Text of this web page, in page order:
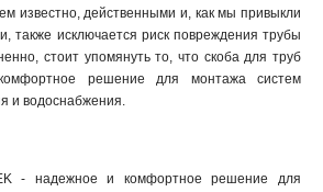
известно, действенными и, как мы привыкли
также исключается риск повреждения трубы
стоит упомянуть то, что скоба для труб
решение для монтажа систем
и водоснабжения.
- надежное и комфортное решение для